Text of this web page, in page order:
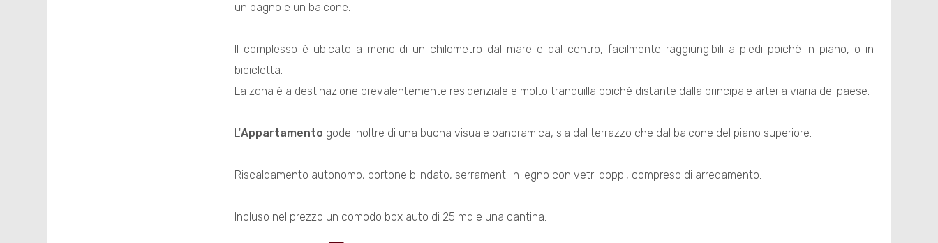
un bagno e un balcone.
Il complesso è ubicato a meno di un chilometro dal mare e dal centro, facilmente raggiungibili a piedi poichè in piano, o in
bicicletta.
La zona è a destinazione prevalentemente residenziale e molto tranquilla poichè distante dalla principale arteria viaria del paese.
L'Appartamento gode inoltre di una buona visuale panoramica, sia dal terrazzo che dal balcone del piano superiore.
Riscaldamento autonomo, portone blindato, serramenti in legno con vetri doppi, compreso di arredamento.
Incluso nel prezzo un comodo box auto di 25 mq e una cantina.